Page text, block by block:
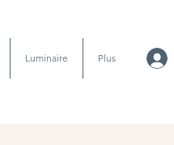
Luminaire Plus